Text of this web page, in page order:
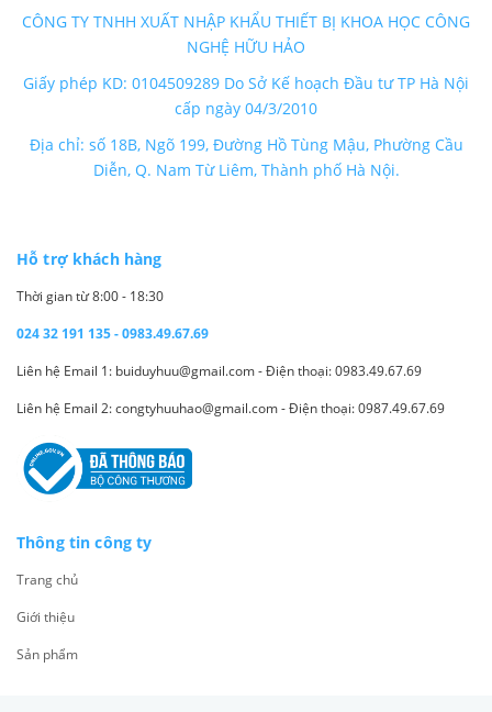
CÔNG TY TNHH XUẤT NHẬP KHẨU THIẾT BỊ KHOA HỌC CÔNG
NGHỆ HỮU HẢO
Giấy phép KD: 0104509289 Do Sở Kế hoạch Đầu tư TP Hà Nội
cấp ngày 04/3/2010
Địa chỉ: số 18B, Ngõ 199, Đường Hồ Tùng Mậu, Phường Cầu
Diễn, Q. Nam Từ Liêm, Thành phố Hà Nội.
Hỗ trợ khách hàng
Thời gian từ 8:00 - 18:30
024 32 191 135 - 0983.49.67.69
Liên hệ Email 1: buiduyhuu@gmail.com - Điện thoại: 0983.49.67.69
Liên hệ Email 2: congtyhuuhao@gmail.com - Điện thoại: 0987.49.67.69
Thông tin công ty
Trang chủ
Giới thiệu
Sản phẩm